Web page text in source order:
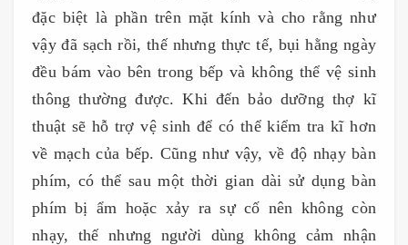
đặc biệt là phần trên mặt kính và cho rằng như
vậy đã sạch rồi, thế nhưng thực tế, bụi hằng ngày
đều bám vào bên trong bếp và không thể vệ sinh
thông thường được. Khi đến bảo dưỡng thợ kĩ
thuật sẽ hỗ trợ vệ sinh để có thể kiểm tra kĩ hơn
về mạch của bếp. Cũng như vậy, về độ nhạy bàn
phím, có thể sau một thời gian dài sử dụng bàn
phím bị ẩm hoặc xảy ra sự cố nên không còn
nhạy, thế nhưng người dùng không cảm nhận